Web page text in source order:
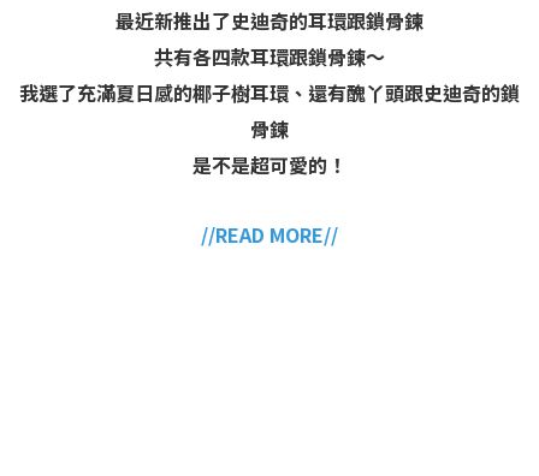
最近新推出了史迪奇的耳環跟鎖骨鍊
共有各四款耳環跟鎖骨鍊～
我選了充滿夏日感的椰子樹耳環、還有醜丫頭跟史迪奇的鎖
骨鍊
是不是超可愛的！
//READ MORE//